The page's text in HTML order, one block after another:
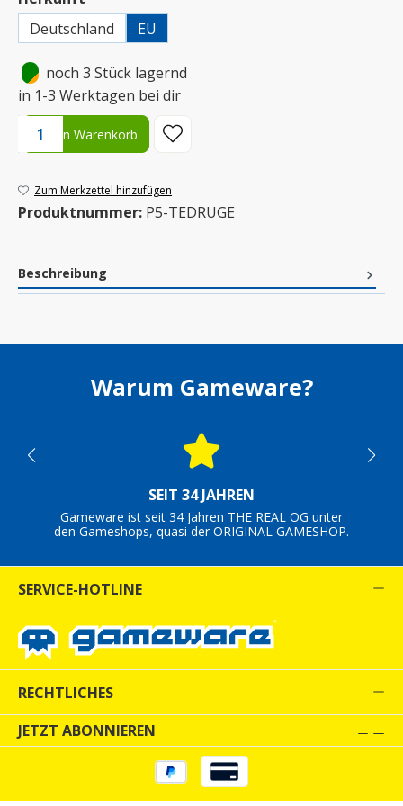
Deutschland
EU
noch 3 Stück lagernd
in 1-3 Werktagen bei dir
Produkt Anzahl: Gib den gewünschten Wert ein oder benutze
In den Warenkorb
Zum Merkzettel hinzufügen
Produktnummer: P5-TEDRUGE
Beschreibung
Warum Gameware?
SEIT 34 JAHREN
Gameware ist seit 34 Jahren THE REAL OG unter
den Gameshops, quasi der ORIGINAL GAMESHOP.
SERVICE-HOTLINE
RECHTLICHES
JETZT ABONNIEREN